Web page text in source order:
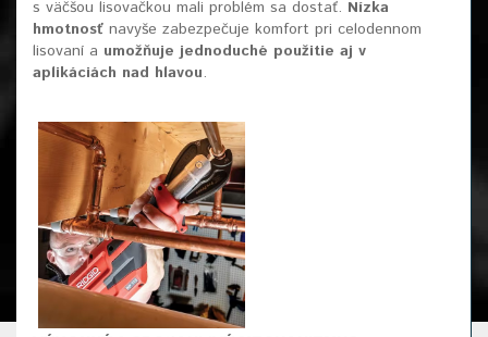
s väčšou lisovačkou mali problém sa dostať. Nízka
hmotnosť navyše zabezpečuje komfort pri celodennom
lisovaní a umožňuje jednoduché použitie aj v
aplikáciách nad hlavou.